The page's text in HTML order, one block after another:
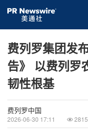
费列罗集团发
告》 以费列罗
韧性根基
费列罗中国
2026-06-30 17:11 2815